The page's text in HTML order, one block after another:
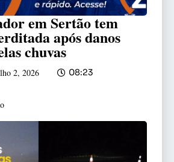
em Sertão tem
após danos
chuvas
2, 2026 08:23